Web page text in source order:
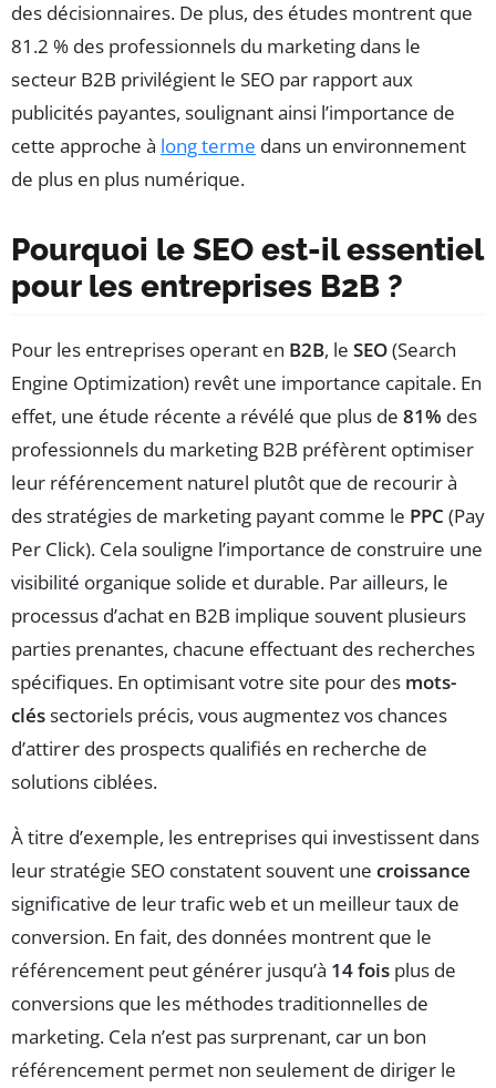
des décisionnaires. De plus, des études montrent que
81.2 % des professionnels du marketing dans le
secteur B2B privilégient le SEO par rapport aux
publicités payantes, soulignant ainsi l’importance de
cette approche à long terme dans un environnement
de plus en plus numérique.
Pourquoi le SEO est-il essentiel
pour les entreprises B2B ?
Pour les entreprises operant en B2B, le SEO(Search
Engine Optimization) revêt une importance capitale. En
effet, une étude récente a révélé que plus de 81% des
professionnels du marketing B2B préfèrent optimiser
leur référencement naturel plutôt que de recourir à
des stratégies de marketing payant comme le PPC (Pay
Per Click). Cela souligne l’importance de construire une
visibilité organique solide et durable. Par ailleurs, le
processus d’achat en B2B implique souvent plusieurs
parties prenantes, chacune effectuant des recherches
spécifiques. En optimisant votre site pour des mots-
cléssectoriels précis, vous augmentez vos chances
d’attirer des prospects qualifiés en recherche de
solutions ciblées.
À titre d’exemple, les entreprises qui investissent dans
leur stratégie SEO constatent souvent une croissance
significative de leur trafic web et un meilleur taux de
conversion. En fait, des données montrent que le
référencement peut générer jusqu’à 14 fois plus de
conversions que les méthodes traditionnelles de
marketing. Cela n’est pas surprenant, car un bon
référencement permet non seulement de diriger le